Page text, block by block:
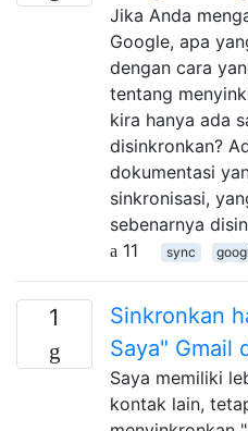
Jika Anda
Google, apa
dengan cara
tentang
kira hanya ada
disinkronkan?
dokumentasi
sinkronisasi,
sebenarnya
11
sync
1
Sinkronkan
Saya" Gmail
Saya memiliki
kontak lain,